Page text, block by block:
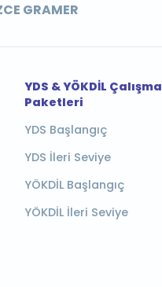
GRAMER
YDS & YÖKDİL Çalışma
Paketleri
YDS Başlangıç
YDS İleri Seviye
YÖKDİL Başlangıç
YÖKDİL İleri Seviye